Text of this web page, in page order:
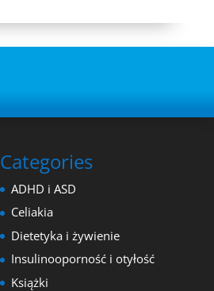
Categories
ADHD i ASD
Celiakia
Dietetyka i żywienie
Insulinooporność i otyłość
Książki